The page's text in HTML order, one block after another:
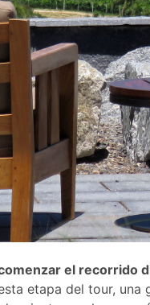
el recorrido
etapa del tour,